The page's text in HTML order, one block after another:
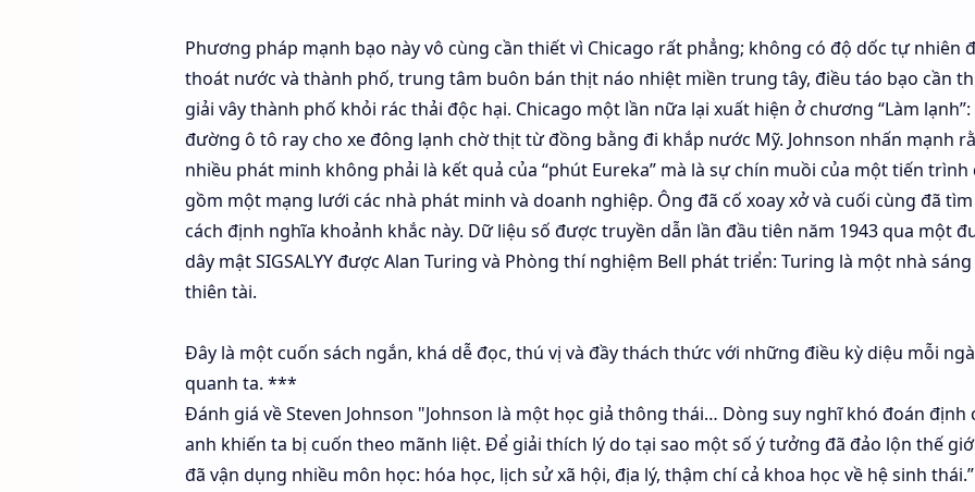
Phương pháp mạnh bạo này vô cùng cần thiết vì Chicago rất phẳng; không có độ dốc tự nhiên
thoát nước và thành phố, trung tâm buôn bán thịt náo nhiệt miền trung tây, điều táo bạo cần
giải vây thành phố khỏi rác thải độc hại. Chicago một lần nữa lại xuất hiện ở chương “Làm lạnh”:
đường ô tô ray cho xe đông lạnh chờ thịt từ đồng bằng đi khắp nước Mỹ. Johnson nhấn mạnh
nhiều phát minh không phải là kết quả của “phút Eureka” mà là sự chín muồi của một tiến trình
gồm một mạng lưới các nhà phát minh và doanh nghiệp. Ông đã cố xoay xở và cuối cùng đã
cách định nghĩa khoảnh khắc này. Dữ liệu số được truyền dẫn lần đầu tiên năm 1943 qua một
dây mật SIGSALYY được Alan Turing và Phòng thí nghiệm Bell phát triển: Turing là một nhà
thiên tài.
Đây là một cuốn sách ngắn, khá dễ đọc, thú vị và đầy thách thức với những điều kỳ diệu mỗi
quanh ta. ***
Đánh giá về Steven Johnson "Johnson là một học giả thông thái… Dòng suy nghĩ khó đoán định
anh khiến ta bị cuốn theo mãnh liệt. Để giải thích lý do tại sao một số ý tưởng đã đảo lộn thế
đã vận dụng nhiều môn học: hóa học, lịch sử xã hội, địa lý, thậm chí cả khoa học về hệ sinh thái.”